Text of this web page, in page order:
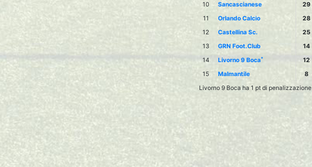
10
Sancascianese 29
11
Orlando Calcio 28
12
Castellina Sc. 25
13
GRN Foot.Club 14
14
Livorno 9 Boca* 12
15
Malmantile 8
Livorno 9 Boca ha 1 pt di penalizzazione